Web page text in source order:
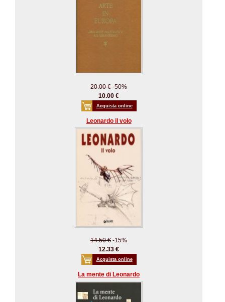
20.00 € -50%
10.00 €
Acquista online
Leonardo il volo
14.50 € -15%
12.33 €
Acquista online
La mente di Leonardo